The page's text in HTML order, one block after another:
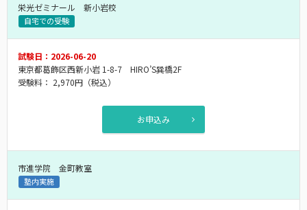
栄光ゼミナール 新小岩校
自宅での受験
試験日：2026-06-20
東京都葛飾区西新小岩 1-8-7 HIRO’S巽橋2F
受験料： 2,970円 （税込）
お申込み
市進学院 金町教室
塾内実施